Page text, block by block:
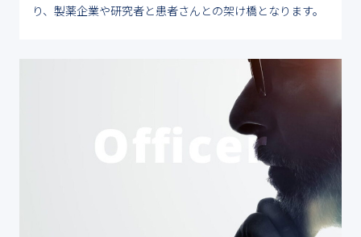
り、製薬企業や研究者と患者さんとの架け橋となります。